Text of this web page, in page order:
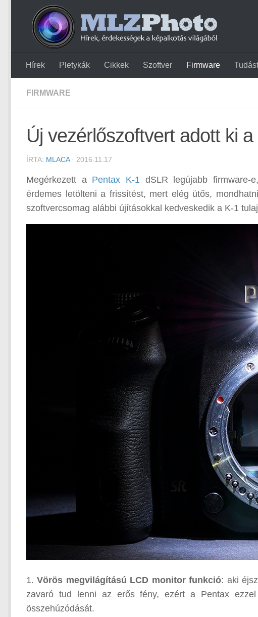
Hírek Pletykák Cikkek Szoftver Firmware
FIRMWARE
Új vezérlőszoftvert adott ki
ÍRTA: MLACA· 2016.11.17
Megérkezett a Pentax K-1 dSLR legújabb firmware-
érdemes letölteni a frissítést, mert elég ütős,
szoftvercsomag alábbi újításokkal kedveskedik a K-1
1.Vörös megvilágítású LCD monitor funkció: aki
zavaró tud lenni az erős fény, ezért a Pentax
összehúzódását.